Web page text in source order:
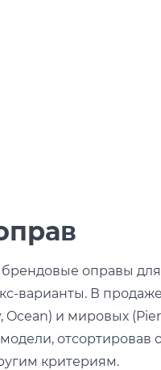
оправы
варианты. В
и мировых
отсортировав
критериям.